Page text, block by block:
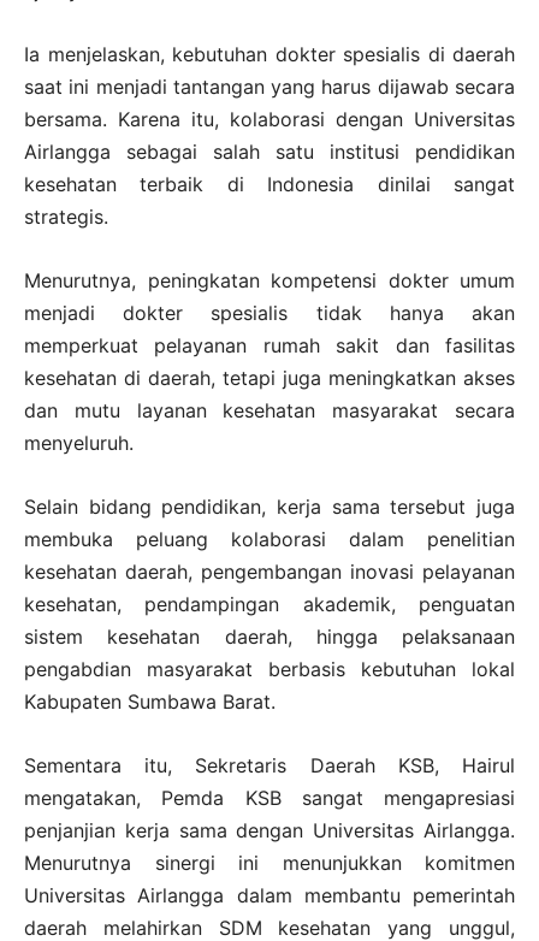
Ia menjelaskan, kebutuhan dokter spesialis di daerah
saat ini menjadi tantangan yang harus dijawab secara
bersama. Karena itu, kolaborasi dengan Universitas
Airlangga sebagai salah satu institusi pendidikan
kesehatan terbaik di Indonesia dinilai sangat
strategis.
Menurutnya, peningkatan kompetensi dokter umum
menjadi dokter spesialis tidak hanya akan
memperkuat pelayanan rumah sakit dan fasilitas
kesehatan di daerah, tetapi juga meningkatkan akses
dan mutu layanan kesehatan masyarakat secara
menyeluruh.
Selain bidang pendidikan, kerja sama tersebut juga
membuka peluang kolaborasi dalam penelitian
kesehatan daerah, pengembangan inovasi pelayanan
kesehatan, pendampingan akademik, penguatan
sistem kesehatan daerah, hingga pelaksanaan
pengabdian masyarakat berbasis kebutuhan lokal
Kabupaten Sumbawa Barat.
Sementara itu, Sekretaris Daerah KSB, Hairul
mengatakan, Pemda KSB sangat mengapresiasi
penjanjian kerja sama dengan Universitas Airlangga.
Menurutnya sinergi ini menunjukkan komitmen
Universitas Airlangga dalam membantu pemerintah
daerah melahirkan SDM kesehatan yang unggul,